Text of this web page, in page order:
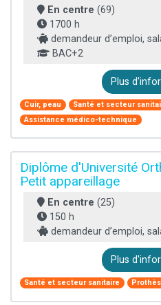
En centre (69)
1700 h
demandeur d’emploi,
BAC+2
Plus
Cuir, peau
Santé et secteur
Assistance médico-technique
Diplôme d'Université
Petit appareillage
En centre (25)
150 h
demandeur d’emploi,
Plus
Santé et secteur sanitaire